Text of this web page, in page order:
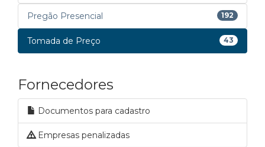
Pregão Presencial 192
Tomada de Preço 43
Fornecedores
Documentos para cadastro
Empresas penalizadas